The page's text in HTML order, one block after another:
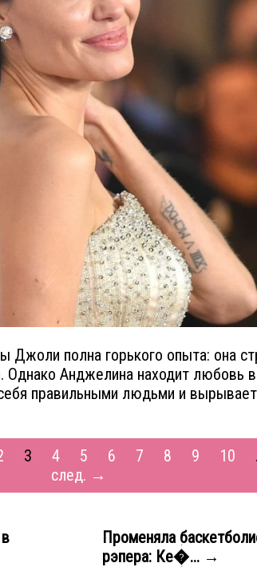
Джоли полна горького опыта: она
Однако Анджелина находит любовь
правильными людьми и
3 4 5 6 7 8 9 10
след. →
Променяла
рэпера: Ке�... →